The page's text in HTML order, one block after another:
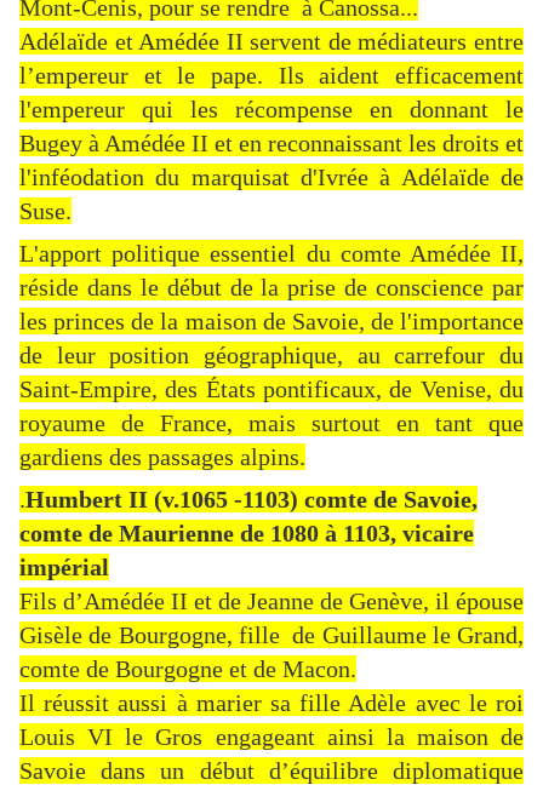
Mont-Cenis, pour se rendre à Canossa...
Adélaïde et Amédée II servent de médiateurs entre
l’empereur et le pape. Ils aident efficacement
l'empereur qui les récompense en donnant le
Bugey à Amédée II et en reconnaissant les droits et
l'inféodation du marquisat d'Ivrée à Adélaïde de
Suse.
L'apport politique essentiel du comte Amédée II,
réside dans le début de la prise de conscience par
les princes de la maison de Savoie, de l'importance
de leur position géographique, au carrefour du
Saint-Empire, des États pontificaux, de Venise, du
royaume de France, mais surtout en tant que
gardiens des passages alpins.
.Humbert II (v.1065 -1103) comte de Savoie,
comte de Maurienne de 1080 à 1103, vicaire
impérial
Fils d’Amédée II et de Jeanne de Genève, il épouse
Gisèle de Bourgogne, fille de Guillaume le Grand,
comte de Bourgogne et de Macon.
Il réussit aussi à marier sa fille Adèle avec le roi
Louis VI le Gros engageant ainsi la maison de
Savoie dans un début d’équilibre diplomatique